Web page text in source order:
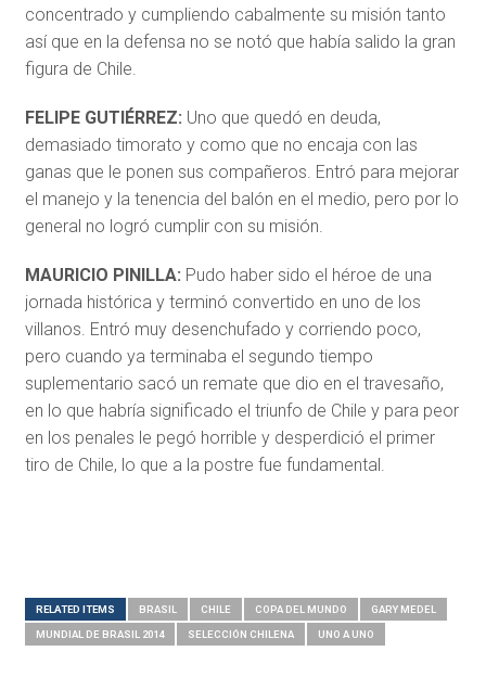
concentrado y cumpliendo cabalmente su misión tanto
así que en la defensa no se notó que había salido la gran
figura de Chile.
FELIPE GUTIÉRREZ: Uno que quedó en deuda,
demasiado timorato y como que no encaja con las
ganas que le ponen sus compañeros. Entró para mejorar
el manejo y la tenencia del balón en el medio, pero por lo
general no logró cumplir con su misión.
MAURICIO PINILLA: Pudo haber sido el héroe de una
jornada histórica y terminó convertido en uno de los
villanos. Entró muy desenchufado y corriendo poco,
pero cuando ya terminaba el segundo tiempo
suplementario sacó un remate que dio en el travesaño,
en lo que habría significado el triunfo de Chile y para peor
en los penales le pegó horrible y desperdició el primer
tiro de Chile, lo que a la postre fue fundamental.
RELATED ITEMS BRASIL CHILE COPA DEL MUNDO GARY MEDEL
MUNDIAL DE BRASIL 2014 SELECCIÓN CHILENA UNO A UNO